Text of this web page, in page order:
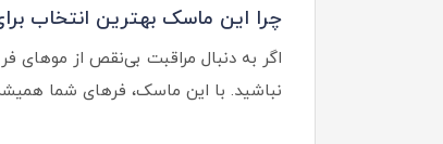
چرا این ماسک بهترین انتخاب
اگر به دنبال مراقبت بی‌نقص از موهای
نباشید. با این ماسک، فرهای شما